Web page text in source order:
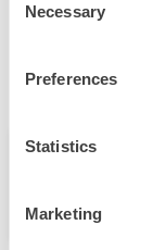
Selection
Necessary
Preferences
Statistics
Marketing
Verfügbar in
Dieses